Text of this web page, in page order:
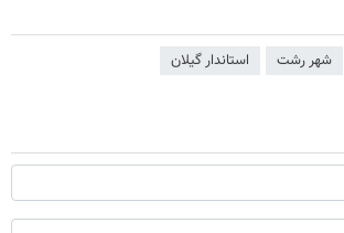
شهر رشت استاندار گیلان